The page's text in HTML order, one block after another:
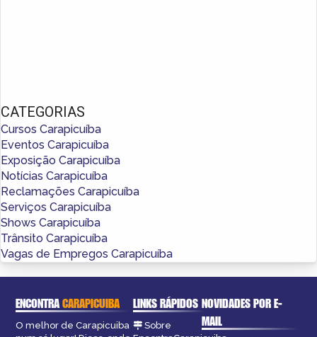
CATEGORIAS
Cursos Carapicuíba
Eventos Carapicuíba
Exposição Carapicuíba
Notícias Carapicuíba
Reclamações Carapicuíba
Serviços Carapicuíba
Shows Carapicuíba
Trânsito Carapicuíba
Vagas de Empregos Carapicuíba
ENCONTRACARAPICUIBA
O melhor de Carapicuiba
LINKS RÁPIDOS
Sobre
NOVIDADES POR E-
MAIL